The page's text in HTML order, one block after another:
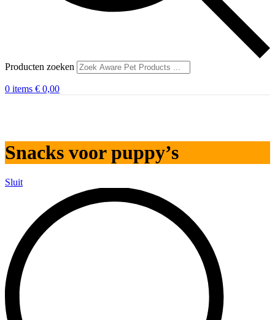
Producten zoeken
0 items € 0,00
Snacks voor puppy’s
Sluit